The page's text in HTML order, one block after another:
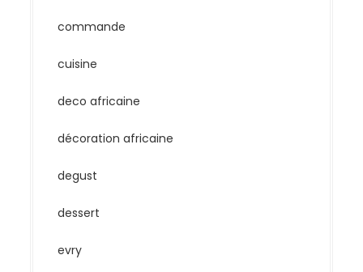
commande
cuisine
deco africaine
décoration africaine
degust
dessert
evry